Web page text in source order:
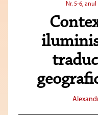
Nr. 5-6, anul